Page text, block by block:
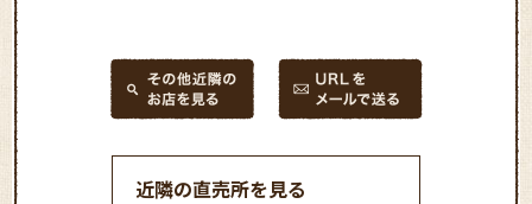
近隣の直売所を見る